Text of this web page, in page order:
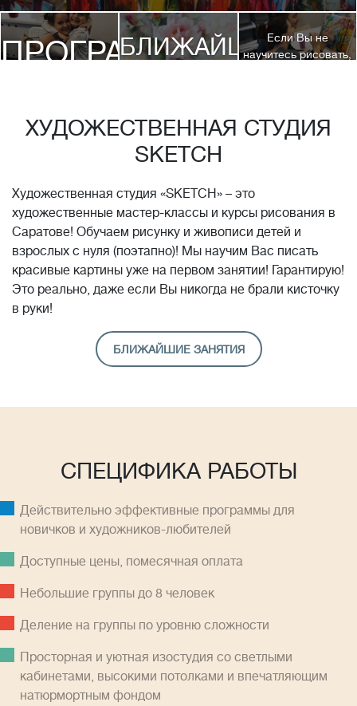
ПРОГРАММЫ
БЛИЖАЙШИЕЕсли Вы не
научитесь рисовать,
стоимость обучения!*
ХУДОЖЕСТВЕННАЯ СТУДИЯ
SKETCH
Художественная студия «SKETCH» – это
художественные мастер-классы и курсы рисования в
Саратове! Обучаем рисунку и живописи детей и
взрослых с нуля (поэтапно)! Мы научим Вас писать
красивые картины уже на первом занятии! Гарантирую!
Это реально, даже если Вы никогда не брали кисточку
в руки!
БЛИЖАЙШИЕ ЗАНЯТИЯ
СПЕЦИФИКА РАБОТЫ
Действительно эффективные программы для
новичков и художников-любителей
Доступные цены, помесячная оплатa
Небольшие группы до 8 человек
Деление на группы по уровню сложности
Просторная и уютная изостудия со светлыми
кабинетами, высокими потолками и впечатляющим
натюрмортным фондом